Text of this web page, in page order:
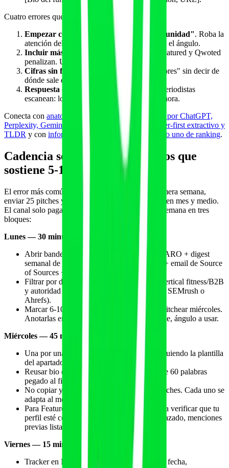
Cuatro errores que matan el pitch:
Empezar con "Hola, gracias por la oportunidad". Roba la
atención del periodista. Empieza directo con el ángulo.
Incluir más de un enlace promocional
. Featured y Qwoted
penalizan. Un solo enlace al final.
Cifras sin fuente
. "El 80% de los entrenadores" sin decir de
dónde sale es desestimado.
Respuesta de más de 200 palabras
. Los periodistas
escanean: lo que pase de 200 palabras se ignora.
Conecta con anatomía del párrafo citable extraíble por ChatGPT,
Perplexity, Gemini y Claude
contenido answer-first extractivo y
TLDR y con información gain como factor número uno de ranking.
Cadencia semanal de 90 minutos que
sostiene 5-10 menciones al mes
El error más común es lanzarse con energía la primera semana,
enviar 25 pitches y no volver a abrir la plataforma en mes y medio.
El canal solo paga con cadencia. 90 minutos a la semana en tres
bloques:
Lunes — 30 minutos — triage
Abrir bandeja con los 3 emails del día de HARO + digest
semanal de Featured + bandeja de Qwoted + email de Source
of Sources + Help A B2B Writer.
Filtrar por dos criterios: relevancia para tu vertical fitness/B2B
y autoridad estimada del medio (DA 40+ en SEMrush o
Ahrefs).
Marcar 6-10 oportunidades concretas para pitchear miércoles.
Anotarlas en tabla con título, medio, deadline, ángulo a usar.
Miércoles — 45 minutos — respuestas
Una por una, escribir las 6-10 respuestas siguiendo la plantilla
del apartado anterior.
Reusar bio del fundador (texto pre-escrito de 60 palabras
pegado al final de cada pitch).
No copiar y pegar el mismo cuerpo entre pitches. Cada uno se
adapta al medio y al ángulo.
Para Featured/Qwoted, dedicar 5 min extra a verificar que tu
perfil esté completo (foto, bio, LinkedIn enlazado, menciones
previas listadas).
Viernes — 15 minutos — seguimiento
Tracker en Notion o Airtable con columnas: fecha,